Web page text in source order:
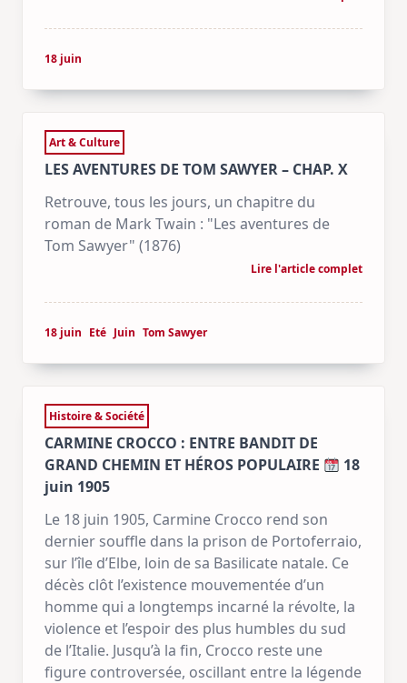
18 juin
Art & Culture
LES AVENTURES DE TOM SAWYER – CHAP. X
Retrouve, tous les jours, un chapitre du
roman de Mark Twain : "Les aventures de
Tom Sawyer" (1876)
Lire l'article complet
18 juin Eté Juin Tom Sawyer
Histoire & Société
CARMINE CROCCO : ENTRE BANDIT DE
GRAND CHEMIN ET HÉROS POPULAIRE
18
juin 1905
Le 18 juin 1905, Carmine Crocco rend son
dernier souffle dans la prison de Portoferraio,
sur l’île d’Elbe, loin de sa Basilicate natale. Ce
décès clôt l’existence mouvementée d’un
homme qui a longtemps incarné la révolte, la
violence et l’espoir des plus humbles du sud
de l’Italie. Jusqu’à la fin, Crocco reste une
figure controversée, oscillant entre la légende